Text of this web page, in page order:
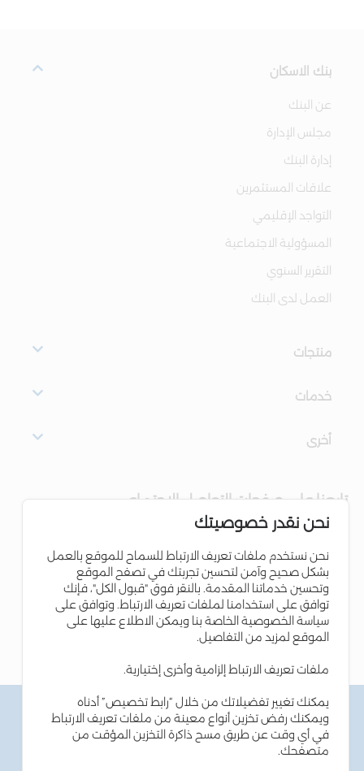
بنك الاسكان
عن البنك
مجلس الإدارة
إدارة البنك
علاقات المستثمرين
التواجد الإقليمي
المسؤولية الاجتماعية
التقرير السنوي
العمل لدى البنك
منتجات
خدمات
أخرى
تابعنا على صفحات التواصل الاجتماعي
الشروط والاحكام
سياسة الخصوصية
سياسة ملفات تعريف الارتباط
نحن نقدر خصوصيتك
نحن نستخدم ملفات تعريف الارتباط للسماح للموقع بالعمل
بشكل صحيح وآمن لتحسين تجربتك في تصفح الموقع
وتحسين خدماتنا المقدمة. بالنقر فوق "قبول الكل"، فإنك
توافق على استخدامنا لملفات تعريف الارتباط. وتوافق على
سياسة الخصوصية الخاصة بنا ويمكن الاطلاع عليها على
الموقع لمزيد من التفاصيل.
ملفات تعريف الارتباط إلزامية وأخرى إختيارية.
يمكنك تغيير تفضيلاتك من خلال “رابط تخصيص” أدناه
ويمكنك رفض تخزين أنواع معينة من ملفات تعريف الارتباط
في أي وقت عن طريق مسح ذاكرة التخزين المؤقت من
متصفحك.